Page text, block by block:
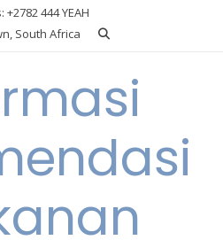
+2782 444 YEAH
South Africa